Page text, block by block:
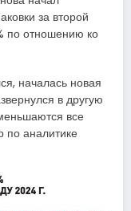
за второй
по отношению ко
началась новая
в другую
все
по аналитике